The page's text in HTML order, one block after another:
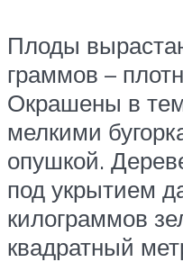
Плоды
граммов –
Окрашены в
мелкими
опушкой.
под укрытием
килограммов
квадратный